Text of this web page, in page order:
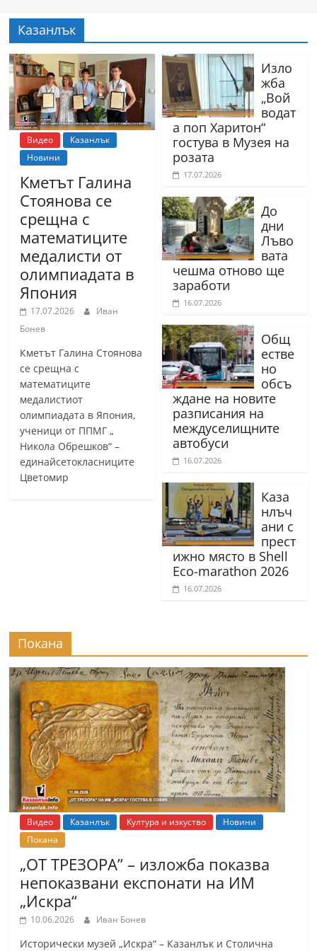
-
k
a
z
a
n
a
k
.
c
o
Казанлък
Видео
Казанлък
Новини
Кметът Галина
Стоянова се
срещна с
математиците
медалисти от
олимпиадата в
Япония
17.07.2026
Иван
Бонев
Кметът Галина Стоянова
се срещна с
математиците
медалистиот
олимпиадата в Япония,
ученици от ППМГ „
Никола Обрешков“ –
единайсетокласниците
Цветомир
Изло
жба
„Вой
водат
а поп Харитон“
гостува в Музея на
розата
17.07.2026
До
дни
Лъво
вата
чешма отново ще
заработи
16.07.2026
Общ
естве
но
обсъ
ждане на новите
разписания на
междуселищните
автобуси
16.07.2026
Каза
нлъч
ани с
прест
ижно място в Shell
Eco-marathon 2026
16.07.2026
Покана
Видео Казанлък Култура и изкуство
Новини
Покана
„ОТ ТРЕЗОРА” – изложба показва
непоказвани експонати на ИМ
„Искра“
10.06.2026 Иван Бонев
Исторически музей „Искра“ – Казанлък и Столична